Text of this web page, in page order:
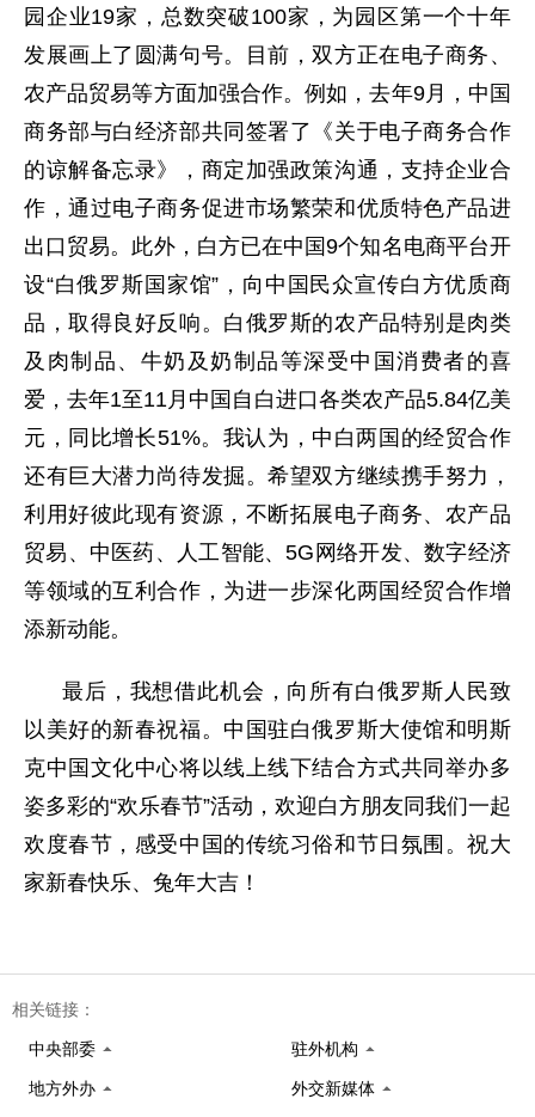
园企业19家，总数突破100家，为园区第一个十年
发展画上了圆满句号。目前，双方正在电子商务、
农产品贸易等方面加强合作。例如，去年9月，中国
商务部与白经济部共同签署了《关于电子商务合作
的谅解备忘录》，商定加强政策沟通，支持企业合
作，通过电子商务促进市场繁荣和优质特色产品进
出口贸易。此外，白方已在中国9个知名电商平台开
设“白俄罗斯国家馆”，向中国民众宣传白方优质商
品，取得良好反响。白俄罗斯的农产品特别是肉类
及肉制品、牛奶及奶制品等深受中国消费者的喜
爱，去年1至11月中国自白进口各类农产品5.84亿美
元，同比增长51%。我认为，中白两国的经贸合作
还有巨大潜力尚待发掘。希望双方继续携手努力，
利用好彼此现有资源，不断拓展电子商务、农产品
贸易、中医药、人工智能、5G网络开发、数字经济
等领域的互利合作，为进一步深化两国经贸合作增
添新动能。
最后，我想借此机会，向所有白俄罗斯人民致
以美好的新春祝福。中国驻白俄罗斯大使馆和明斯
克中国文化中心将以线上线下结合方式共同举办多
姿多彩的“欢乐春节”活动，欢迎白方朋友同我们一起
欢度春节，感受中国的传统习俗和节日氛围。祝大
家新春快乐、兔年大吉！
相关链接：
中央部委 驻外机构
地方外办 外交新媒体